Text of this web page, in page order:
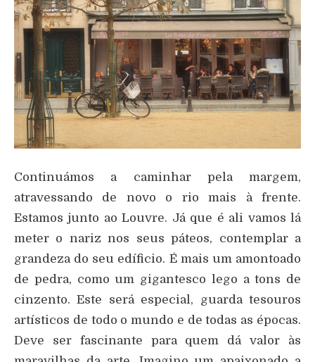
Continuámos a caminhar pela margem,
atravessando de novo o rio mais à frente.
Estamos junto ao Louvre. Já que é ali vamos lá
meter o nariz nos seus páteos, contemplar a
grandeza do seu edíficio. É mais um amontoado
de pedra, como um gigantesco lego a tons de
cinzento. Este será especial, guarda tesouros
artísticos de todo o mundo e de todas as épocas.
Deve ser fascinante para quem dá valor às